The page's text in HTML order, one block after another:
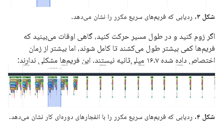
شکل ۳. ردیابی که فریم‌های سریع مکرر را نشان می‌دهد.
اگر زوم کنید و در طول مسیر حرکت کنید، گاهی اوقات می‌بینید که
فریم‌ها کمی بیشتر طول می‌کشند تا کامل شوند، اما بیشتر از زمان
اختصاص داده شده ۱۶.۷ میلی‌ثانیه نیستند. این فریم‌ها مشکلی ندارند:
شکل ۴. ردیابی که فریم‌های سریع مکرر را با انفجارهای دوره‌ای کار نشان می‌دهد.